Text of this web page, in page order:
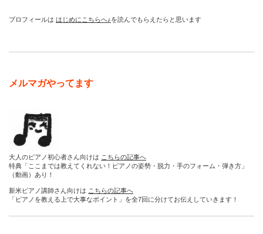
プロフィールは はじめにこちらへ♪を読んでもらえたらと思います
メルマガやってます
大人のピアノ初心者さん向けは こちらの記事へ
特典「ここまでは教えてくれない！ピアノの姿勢・脱力・手のフォーム・弾き方」
（動画）あり！
新米ピアノ講師さん向けは こちらの記事へ
「ピアノを教える上で大事なポイント」を全7回に分けてお伝えしていきます！